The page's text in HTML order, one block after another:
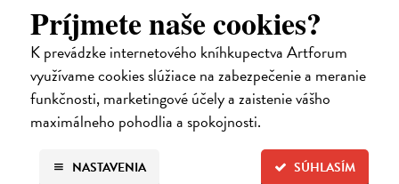
Príjmete naše cookies?
K prevádzke internetového kníhkupectva Artforum
využívame cookies slúžiace na zabezpečenie a meranie
funkčnosti, marketingové účely a zaistenie vášho
maximálneho pohodlia a spokojnosti.
SÚHLASÍM
NASTAVENIA